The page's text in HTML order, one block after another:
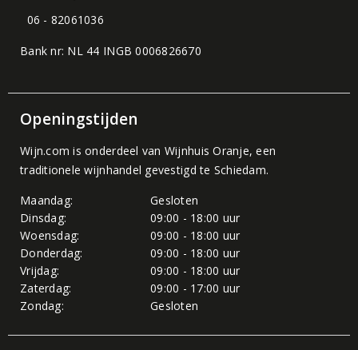
06 - 82061036
Bank nr: NL 44 INGB 0006826670
Openingstijden
Wijn.com is onderdeel van Wijnhuis Oranje, een
traditionele wijnhandel gevestigd te Schiedam.
Maandag:
Gesloten
Dinsdag:
09:00 - 18:00 uur
Woensdag:
09:00 - 18:00 uur
Donderdag:
09:00 - 18:00 uur
Vrijdag:
09:00 - 18:00 uur
Zaterdag:
09:00 - 17:00 uur
Zondag:
Gesloten